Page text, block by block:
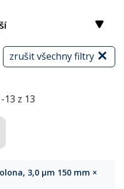
zrušit všechny filtry
13 z 13
3,0 µm 150 mm ×